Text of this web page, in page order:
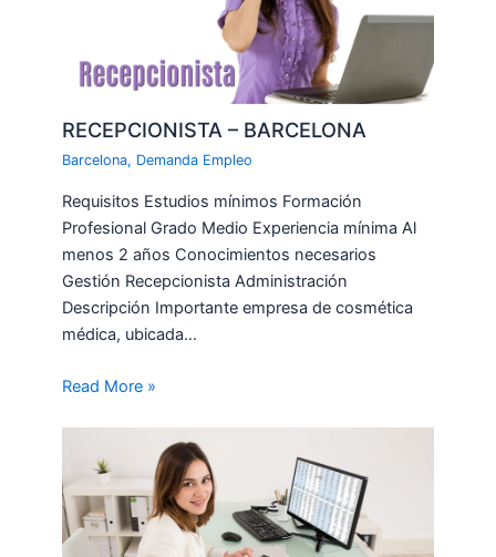
RECEPCIONISTA – BARCELONA
Barcelona, Demanda Empleo
Requisitos Estudios mínimos Formación
Profesional Grado Medio Experiencia mínima Al
menos 2 años Conocimientos necesarios
Gestión Recepcionista Administración
Descripción Importante empresa de cosmética
médica, ubicada…
Read More »